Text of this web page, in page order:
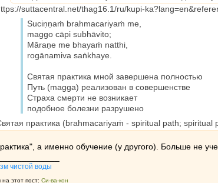
suttacentral.net/thag16.1/ru/kupi-
Suciṇṇaṁ brahmacariyaṁ me,
maggo cāpi subhāvito;
Māraṇe me bhayaṁ natthi,
rogānamiva saṅkhaye.
Святая практика мной завершена полностью
Путь (magga) реализован в совершенстве
Страха смерти не возникает
подобное болезни разрушено
практика (brahmacariyaṁ - spiritual path;
а именно обучение (у другого). Больше не
чистой воды
этот пост: Си-ва-кон